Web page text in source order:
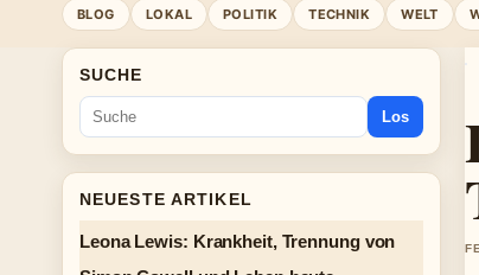
BLOG LOKAL POLITIK TECHNIK WELT
SUCHE
Los
NEUESTE ARTIKEL
Leona Lewis: Krankheit, Trennung von